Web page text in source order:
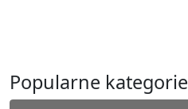
Popularne kategorie